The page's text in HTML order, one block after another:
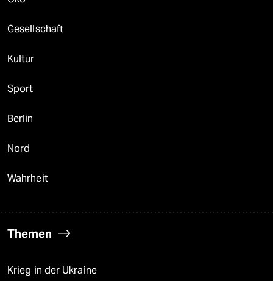
Gesellschaft
Kultur
Sport
Berlin
Nord
Wahrheit
Themen
Krieg in der Ukraine